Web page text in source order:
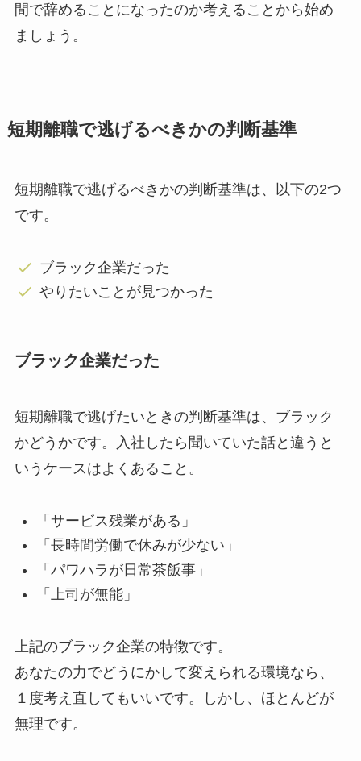
間で辞めることになったのか考えることから始め
ましょう。
短期離職で逃げるべきかの判断基準
短期離職で逃げるべきかの判断基準は、以下の2つ
です。
ブラック企業だった
やりたいことが見つかった
ブラック企業だった
短期離職で逃げたいときの判断基準は、ブラック
かどうかです。入社したら聞いていた話と違うと
いうケースはよくあること。
「サービス残業がある」
「長時間労働で休みが少ない」
「パワハラが日常茶飯事」
「上司が無能」
上記のブラック企業の特徴です。
あなたの力でどうにかして変えられる環境なら、
１度考え直してもいいです。しかし、ほとんどが
無理です。